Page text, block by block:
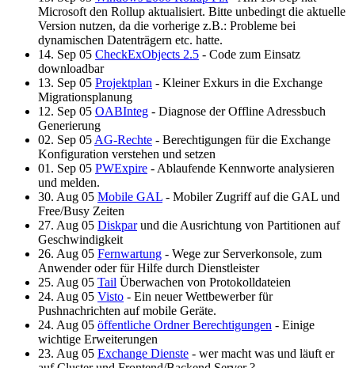
Microsoft den Rollup aktualisiert. Bitte unbedingt die aktuelle
Version nutzen, da die vorherige z.B.: Probleme bei
dynamischen Datenträgern etc. hatte.
14. Sep 05 CheckExObjects 2.5 - Code zum Einsatz
downloadbar
13. Sep 05 Projektplan - Kleiner Exkurs in die Exchange
Migrationsplanung
12. Sep 05 OABInteg - Diagnose der Offline Adressbuch
Generierung
02. Sep 05 AG-Rechte - Berechtigungen für die Exchange
Konfiguration verstehen und setzen
01. Sep 05 PWExpire - Ablaufende Kennworte analysieren
und melden.
30. Aug 05 Mobile GAL - Mobiler Zugriff auf die GAL und
Free/Busy Zeiten
27. Aug 05 Diskparund die Ausrichtung von Partitionen auf
Geschwindigkeit
26. Aug 05 Fernwartung - Wege zur Serverkonsole, zum
Anwender oder für Hilfe durch Dienstleister
25. Aug 05 Tail Überwachen von Protokolldateien
24. Aug 05 Visto - Ein neuer Wettbewerber für
Pushnachrichten auf mobile Geräte.
24. Aug 05 öffentliche Ordner Berechtigungen - Einige
wichtige Erweiterungen
23. Aug 05 Exchange Dienste - wer macht was und läuft er